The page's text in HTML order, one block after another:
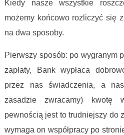
Kiedy nasze wszystkie
możemy końcowo rozliczyć się
na dwa sposoby.
Pierwszy sposób: po wygranym
zapłaty, Bank wypłaca
przez nas świadczenia, a
zasadzie zwracamy) kwotę
pewnością jest to trudniejszy do
wymaga on współpracy po